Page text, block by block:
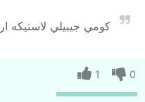
كومي جيبيلي لاستيكه
0
1